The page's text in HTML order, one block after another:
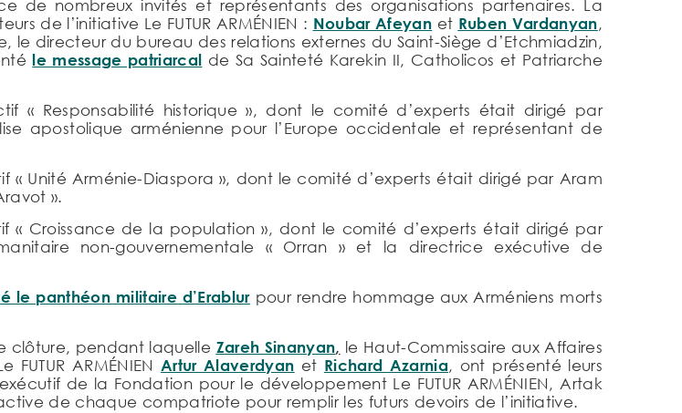
de nombreux invités et représentants des organisations partenaires. La
de l’initiative Le FUTUR ARMÉNIEN : Noubar Afeyan et Ruben Vardanyan,
le directeur du bureau des relations externes du Saint-Siège d’Etchmiadzin,
le message patriarcal de Sa Sainteté Karekin II, Catholicos et Patriarche
« Responsabilité historique », dont le comité d’experts était dirigé par
apostolique arménienne pour l’Europe occidentale et représentant de
« Unité Arménie-Diaspora », dont le comité d’experts était dirigé par Aram
».
« Croissance de la population », dont le comité d’experts était dirigé par
non-gouvernementale « Orran » et la directrice exécutive de
le panthéon militaire d’Erablurpour rendre hommage aux Arméniens morts
clôture, pendant laquelle Zareh Sinanyan, le Haut-Commissaire aux Affaires
ARMÉNIEN Artur Alaverdyan et Richard Azarnia, ont présenté leurs
de la Fondation pour le développement Le FUTUR ARMÉNIEN, Artak
de chaque compatriote pour remplir les futurs devoirs de l’initiative.